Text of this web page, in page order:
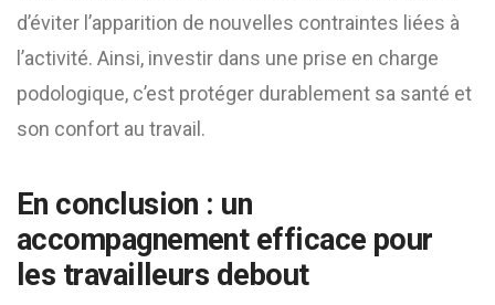
d’éviter l’apparition de nouvelles contraintes liées à
l’activité. Ainsi, investir dans une prise en charge
podologique, c’est protéger durablement sa santé et
son confort au travail.
En conclusion : un
accompagnement efficace pour
les travailleurs debout